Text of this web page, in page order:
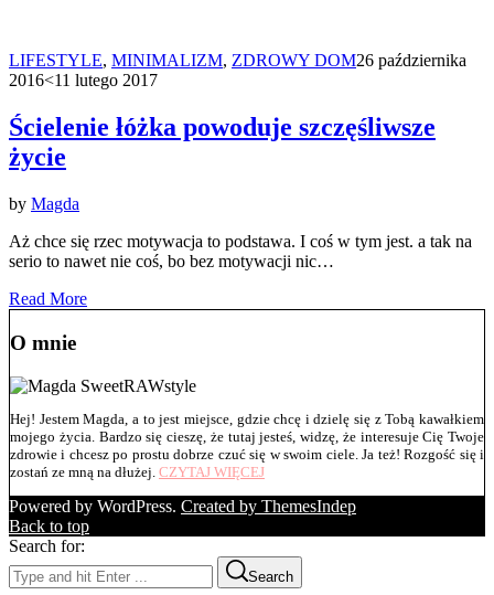
LIFESTYLE, MINIMALIZM, ZDROWY DOM26 października
2016<11 lutego 2017
Ścielenie łóżka powoduje szczęśliwsze
życie
by Magda
Aż chce się rzec motywacja to podstawa. I coś w tym jest. a tak na
serio to nawet nie coś, bo bez motywacji nic…
Read More
O mnie
Hej! Jestem Magda, a to jest miejsce, gdzie chcę i dzielę się z Tobą kawałkiem
mojego życia. Bardzo się cieszę, że tutaj jesteś, widzę, że interesuje Cię Twoje
zdrowie i chcesz po prostu dobrze czuć się w swoim ciele. Ja też! Rozgość się i
zostań ze mną na dłużej. CZYTAJ WIĘCEJ
Powered by WordPress. Created by ThemesIndep
Back to top
Search for:
Search